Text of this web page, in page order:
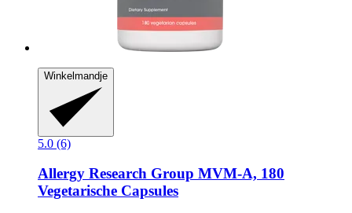
Winkelmandje
5.0 (6)
Allergy Research Group MVM-​A, 180
Vegetarische Capsules